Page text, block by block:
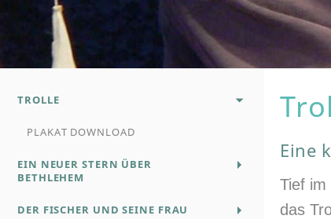
TROLLE
PLAKAT DOWNLOAD
EIN NEUER STERN ÜBER
BETHLEHEM
DER FISCHER UND SEINE FRAU
Eine
Tief im
das